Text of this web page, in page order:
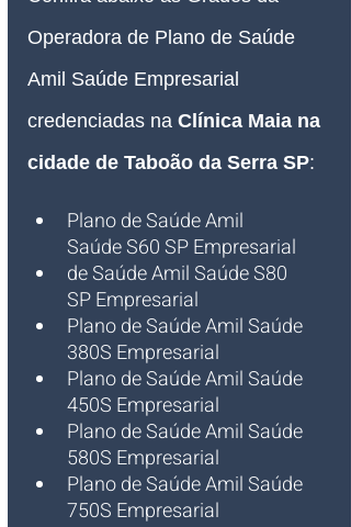
Operadora de Plano de Saúde
Amil Saúde Empresarial
credenciadas na Clínica Maia na
cidade de Taboão da Serra SP:
Plano de Saúde Amil
Saúde S60 SP Empresarial
de Saúde Amil Saúde S80
SP Empresarial
Plano de Saúde Amil Saúde
380S Empresarial
Plano de Saúde Amil Saúde
450S Empresarial
Plano de Saúde Amil Saúde
580S Empresarial
Plano de Saúde Amil Saúde
750S Empresarial